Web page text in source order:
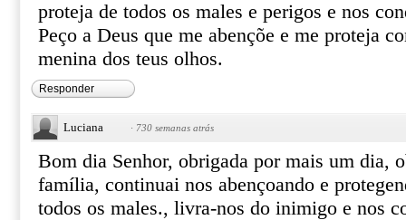
proteja de todos os males e perigos e nos
Peço a Deus que me abençõe e me proteja
menina dos teus olhos.
Responder
Luciana · 730 semanas atrás
Bom dia Senhor, obrigada por mais um dia,
família, continuai nos abençoando e
todos os males., livra-nos do inimigo e nos